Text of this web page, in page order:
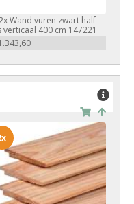
Wand vuren zwart half
verticaal 400 cm 147221